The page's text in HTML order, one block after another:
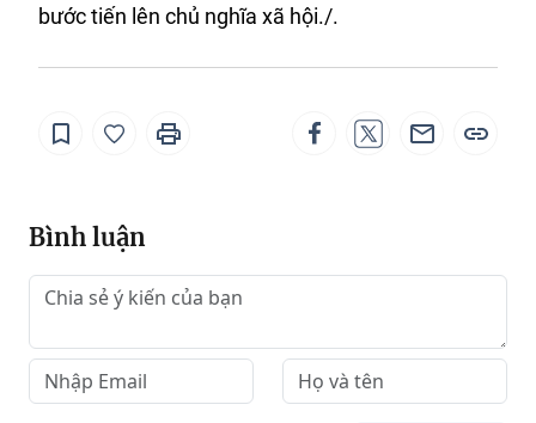
bước tiến lên chủ nghĩa xã hội./.
Bình luận